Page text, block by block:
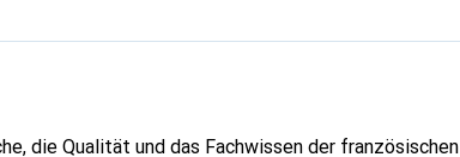
die Qualität und das Fachwissen der französischen